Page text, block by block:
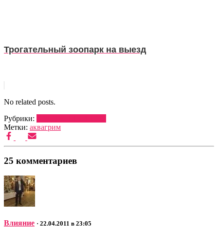
Трогательный зоопарк на выезд
No related posts.
Рубрики:
Метки: аквагрим
25 комментариев
Влияние · 22.04.2011 в 23:05